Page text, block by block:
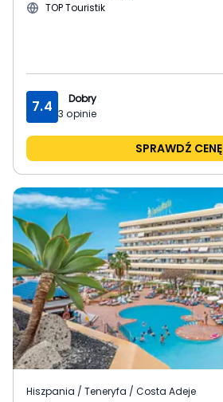
TOP Touristik
7.4
Dobry
3 opinie
SPRAWDŹ CENĘ
Hiszpania / Teneryfa / Costa Adeje